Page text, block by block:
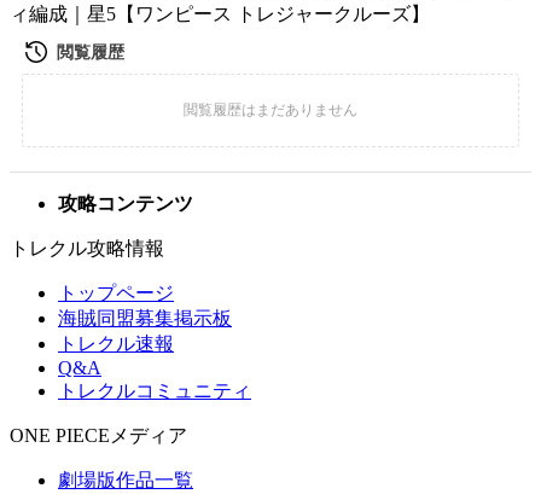
ィ編成｜星5【ワンピース トレジャークルーズ】
攻略コンテンツ
トレクル攻略情報
トップページ
海賊同盟募集掲示板
トレクル速報
Q&A
トレクルコミュニティ
ONE PIECEメディア
劇場版作品一覧